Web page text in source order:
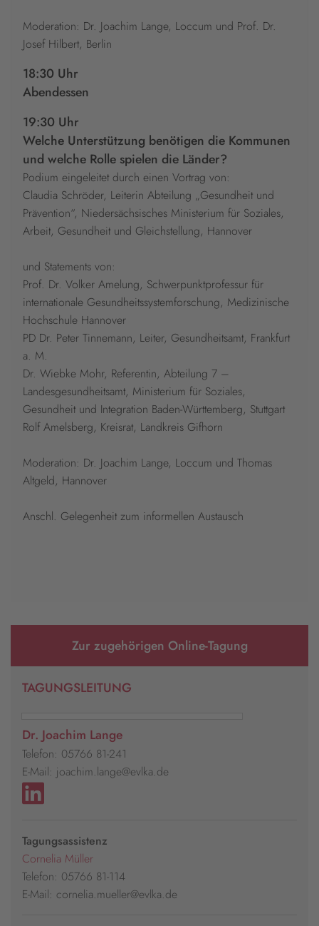
Moderation: Dr. Joachim Lange, Loccum und Prof. Dr.
Josef Hilbert, Berlin
18:30 Uhr
Abendessen
19:30 Uhr
Welche Unterstützung benötigen die Kommunen
und welche Rolle spielen die Länder?
Podium eingeleitet durch einen Vortrag von:
Claudia Schröder, Leiterin Abteilung „Gesundheit und
Prävention“, Niedersächsisches Ministerium für Soziales,
Arbeit, Gesundheit und Gleichstellung, Hannover
und Statements von:
Prof. Dr. Volker Amelung, Schwerpunktprofessur für
internationale Gesundheitssystemforschung, Medizinische
Hochschule Hannover
PD Dr. Peter Tinnemann, Leiter, Gesundheitsamt, Frankfurt
a. M.
Dr. Wiebke Mohr, Referentin, Abteilung 7 –
Landesgesundheitsamt, Ministerium für Soziales,
Gesundheit und Integration Baden-Württemberg, Stuttgart
Rolf Amelsberg, Kreisrat, Landkreis Gifhorn
Moderation: Dr. Joachim Lange, Loccum und Thomas
Altgeld, Hannover
Anschl. Gelegenheit zum informellen Austausch
Zur zugehörigen Online-Tagung
TAGUNGSLEITUNG
Dr. Joachim Lange
Telefon: 05766 81-241
E-Mail: joachim.lange@evlka.de
Tagungsassistenz
Cornelia Müller
Telefon: 05766 81-114
E-Mail: cornelia.mueller@evlka.de